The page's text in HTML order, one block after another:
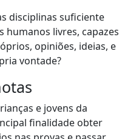
disciplinas suficiente
humanos livres, capazes
opiniões, ideias, e
vontade?
e jovens da
finalidade obter